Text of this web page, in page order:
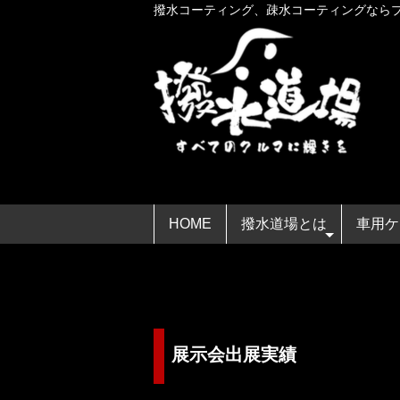
撥水コーティング、疎水コーティングなら
HOME 撥水道場とは 車用
展示会出展実績